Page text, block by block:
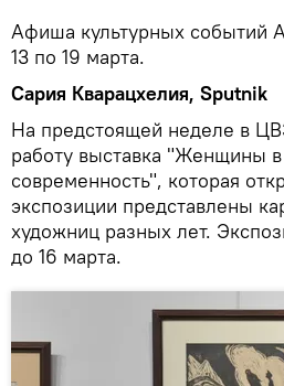
Афиша культурных событий
13 по 19 марта.
Сария Кварацхелия, Sputnik
На предстоящей неделе в
работу выставка "Женщины в
современность", которая
экспозиции представлены
художниц разных лет.
до 16 марта.